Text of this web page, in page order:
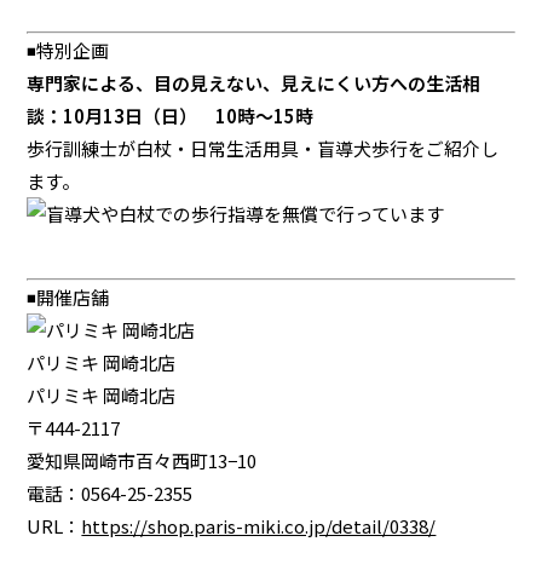
◾️特別企画
専門家による、目の見えない、見えにくい方への生活相
談：10月13日（日） 10時～15時
歩行訓練士が白杖・日常生活用具・盲導犬歩行をご紹介し
ます。
◾️開催店舗
パリミキ 岡崎北店
パリミキ 岡崎北店
〒444-2117
愛知県岡崎市百々西町13−10
電話：0564-25-2355
URL： https://shop.paris-miki.co.jp/detail/0338/